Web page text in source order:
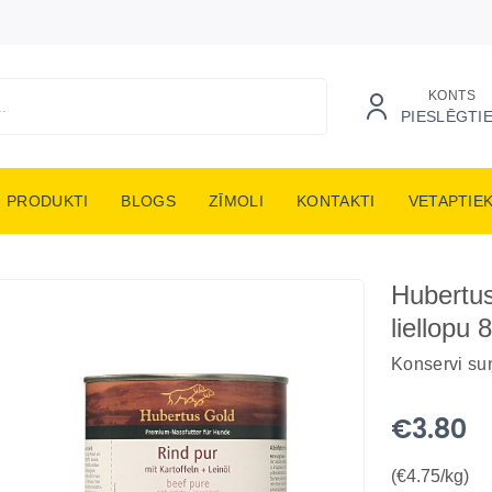
KONTS
PRODUKTI BLOGS ZĪMOLI KONTAKTI
liellopu
Konservi
€3.80
(€4.75/kg)